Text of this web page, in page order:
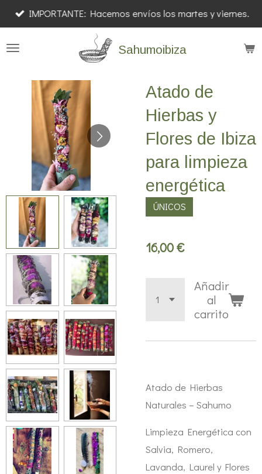
al
contenido
Sahumoibiza
IMPORTANTE: Hacemos envíos los martes y viernes.
Atado de
Hierbas y
Flores de Ibiza
para limpieza
energética
ÚNICOS
16,00 €
Añadir
al
carrito
Atado de Hierbas
Naturales – Sahumo
Limpieza Energética con
Salvia, Romero,
Lavanda, Laurel y Flores